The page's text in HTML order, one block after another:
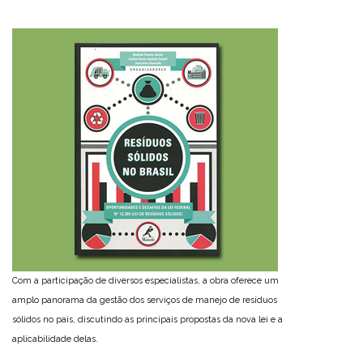
Com a participação de diversos especialistas, a obra oferece um
amplo panorama da gestão dos serviços de manejo de resíduos
sólidos no país, discutindo as principais propostas da nova lei e a
aplicabilidade delas.